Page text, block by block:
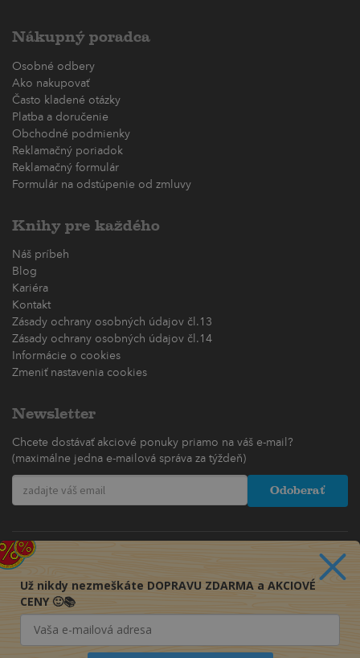
Nákupný poradca
Osobné odbery
Ako nakupovať
Často kladené otázky
Platba a doručenie
Obchodné podmienky
Reklamačný poriadok
Reklamačný formulár
Formulár na odstúpenie od zmluvy
Knihy pre každého
Náš príbeh
Blog
Kariéra
Kontakt
Zásady ochrany osobných údajov čl.13
Zásady ochrany osobných údajov čl.14
Informácie o cookies
Zmeniť nastavenia cookies
Newsletter
Chcete dostávať akciové ponuky priamo na váš e-mail?
(maximálne jedna e-mailová správa za týždeň)
Odoberať
Už nikdy nezmeškáte DOPRAVU ZDARMA a AKCIOVÉ
CENY 🙂📚